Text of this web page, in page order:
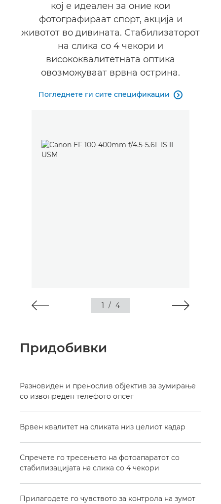
кој е идеален за оние кои
фотографираат спорт, акција и
животот во дивината. Стабилизаторот
на слика со 4 чекори и
висококвалитетната оптика
овозможуваат врвна острина.
Погледнете ги сите спецификации 
1 / 4
Придобивки
Разновиден и пренослив објектив за зумирање
со извонреден телефото опсег
Врвен квалитет на сликата низ целиот кадар
Спречете го тресењето на фотоапаратот со
стабилизацијата на слика со 4 чекори
Прилагодете го чувството за контрола на зумот